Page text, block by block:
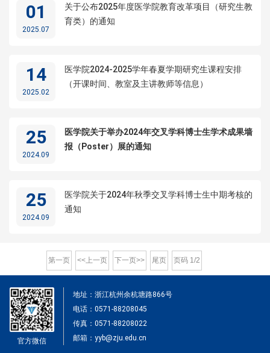
01
2025.07
关于公布2025年度医学院教育改革项目（研究生教
育类）的通知
14
2025.02
医学院2024-2025学年春夏学期研究生课程安排
（开课时间、教室及主讲教师等信息）
25
2024.09
医学院关于举办2024年交叉学科博士生学术成果墙
报（Poster）展的通知
25
2024.09
医学院关于2024年秋季交叉学科博士生中期考核的
通知
第一页 <<上一页 下一页>> 尾页 页码 1 /2
官方微信
地址：浙江杭州余杭塘路866号
电话：0571-88208045
传真：0571-88208022
邮箱：yyb@zju.edu.cn